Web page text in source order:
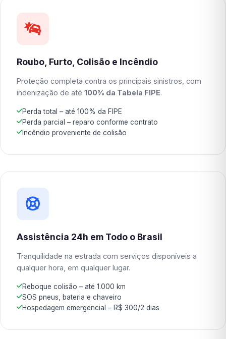
Roubo, Furto, Colisão e Incêndio
Proteção completa contra os principais sinistros, com
indenização de até 100% da Tabela FIPE.
Perda total – até 100% da FIPE
Perda parcial – reparo conforme contrato
Incêndio proveniente de colisão
Assistência 24h em Todo o Brasil
Tranquilidade na estrada com serviços disponíveis a
qualquer hora, em qualquer lugar.
Reboque colisão – até 1.000 km
SOS pneus, bateria e chaveiro
Hospedagem emergencial – R$ 300/2 dias